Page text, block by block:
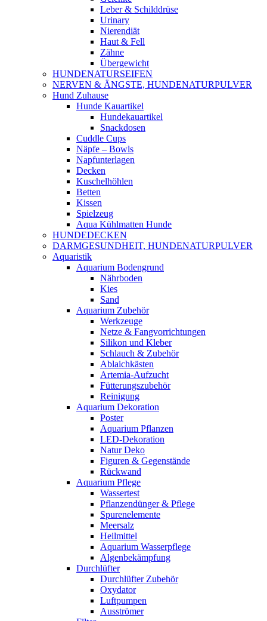
Leber & Schilddrüse
Urinary
Nierendiät
Haut & Fell
Zähne
Übergewicht
HUNDENATURSEIFEN
NERVEN & ÄNGSTE, HUNDENATURPULVER
Hund Zuhause
Hunde Kauartikel
Hundekauartikel
Snackdosen
Cuddle Cups
Näpfe – Bowls
Napfunterlagen
Decken
Kuschelhöhlen
Betten
Kissen
Spielzeug
Aqua Kühlmatten Hunde
HUNDEDECKEN
DARMGESUNDHEIT, HUNDENATURPULVER
Aquaristik
Aquarium Bodengrund
Nährboden
Kies
Sand
Aquarium Zubehör
Werkzeuge
Netze & Fangvorrichtungen
Silikon und Kleber
Schlauch & Zubehör
Ablaichkästen
Artemia-Aufzucht
Fütterungszubehör
Reinigung
Aquarium Dekoration
Poster
Aquarium Pflanzen
LED-Dekoration
Natur Deko
Figuren & Gegenstände
Rückwand
Aquarium Pflege
Wassertest
Pflanzendünger & Pflege
Spurenelemente
Meersalz
Heilmittel
Aquarium Wasserpflege
Algenbekämpfung
Durchlüfter
Durchlüfter Zubehör
Oxydator
Luftpumpen
Ausströmer